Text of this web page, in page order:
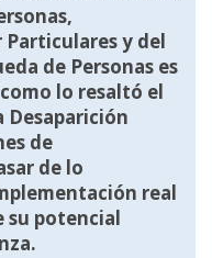
Particulares y del
de Personas es
lo resaltó el
Desaparición
de
de lo
real
su potencial